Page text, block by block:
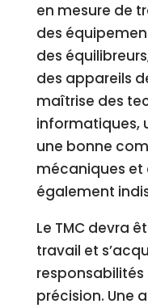
en mesure de
des
des
des appareils
maîtrise des
informatiques,
une bonne
mécaniques
également
Le TMC devra
travail et
précision. Une